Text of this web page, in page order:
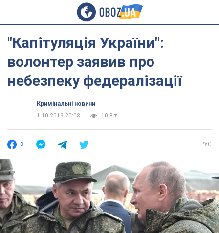
"Капітуляція України":
волонтер заявив про
небезпеку федералізації
Кримінальні новини
1.10.2019 20:08
10,8 т.
3 РУС